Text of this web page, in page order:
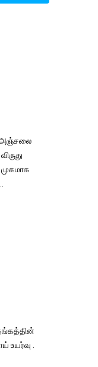
அஞ்சலை
உயர்வு .